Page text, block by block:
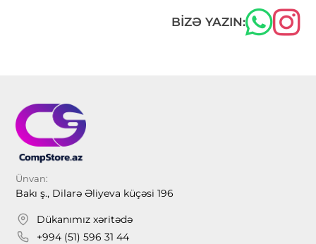
BIZƏ YAZIN:
Ünvan:
Bakı ş., Dilarə Əliyeva küçəsi 196
Dükanımız xəritədə
+994 (51) 596 31 44